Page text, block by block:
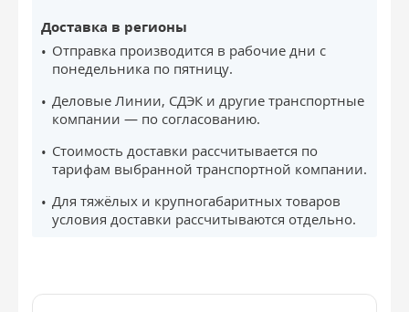
Доставка в регионы
Отправка производится в рабочие дни с
понедельника по пятницу.
Деловые Линии, СДЭК и другие транспортные
компании — по согласованию.
Стоимость доставки рассчитывается по
тарифам выбранной транспортной компании.
Для тяжёлых и крупногабаритных товаров
условия доставки рассчитываются отдельно.